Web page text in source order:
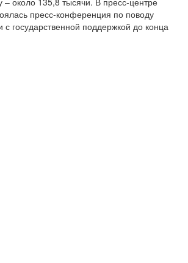
пресс-конференция по поводу
с государственной поддержкой до конца